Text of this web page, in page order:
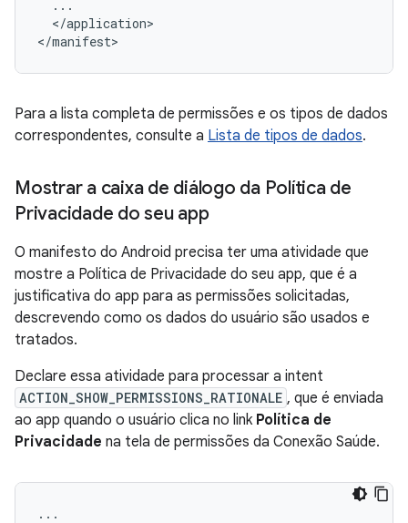
</application>
Para a lista completa de permissões e os tipos de dados
correspondentes, consulte a Lista de tipos de dados.
Mostrar a caixa de diálogo da Política de
Privacidade do seu app
O manifesto do Android precisa ter uma atividade que
mostre a Política de Privacidade do seu app, que é a
justificativa do app para as permissões solicitadas,
descrevendo como os dados do usuário são usados e
tratados.
Declare essa atividade para processar a intent
ACTION_SHOW_PERMISSIONS_RATIONALE , que é enviada
ao app quando o usuário clica no link Política de
Privacidade na tela de permissões da Conexão Saúde.
...